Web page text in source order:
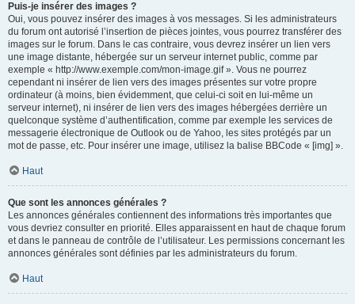
Puis-je insérer des images ?
Oui, vous pouvez insérer des images à vos messages. Si les administrateurs
du forum ont autorisé l’insertion de pièces jointes, vous pourrez transférer des
images sur le forum. Dans le cas contraire, vous devrez insérer un lien vers
une image distante, hébergée sur un serveur internet public, comme par
exemple « http://www.exemple.com/mon-image.gif ». Vous ne pourrez
cependant ni insérer de lien vers des images présentes sur votre propre
ordinateur (à moins, bien évidemment, que celui-ci soit en lui-même un
serveur internet), ni insérer de lien vers des images hébergées derrière un
quelconque système d’authentification, comme par exemple les services de
messagerie électronique de Outlook ou de Yahoo, les sites protégés par un
mot de passe, etc. Pour insérer une image, utilisez la balise BBCode « [img] ».
Haut
Que sont les annonces générales ?
Les annonces générales contiennent des informations très importantes que
vous devriez consulter en priorité. Elles apparaissent en haut de chaque forum
et dans le panneau de contrôle de l’utilisateur. Les permissions concernant les
annonces générales sont définies par les administrateurs du forum.
Haut